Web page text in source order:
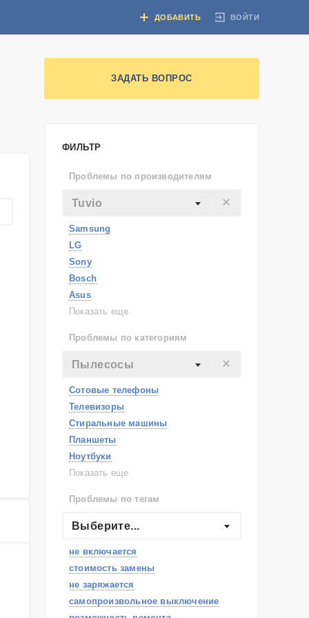
ВОЙТИ
ДОБАВИТЬ
ЗАДАТЬ ВОПРОС
ФИЛЬТР
Проблемы по производителям
Tuvio
Samsung
LG
Sony
Bosch
Asus
Lenovo
Apple
Indesit
Показать еще
Проблемы по категориям
Пылесосы
Сотовые телефоны
Телевизоры
Стиральные машины
Планшеты
Ноутбуки
Холодильники
Посудомоечные машины
Наушники
Показать еще
Проблемы по тегам
Выберите...
не включается
стоимость замены
не заряжается
самопроизвольное выключение